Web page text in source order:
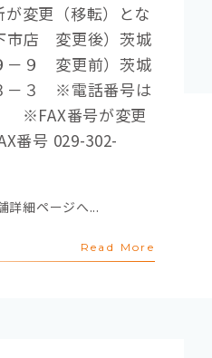
変更（移転）とな
市店 変更後）茨城
－９ 変更前）茨城
－３ ※電話番号は
※FAX番号が変更
番号 029-302-
細ページへ...
Read More